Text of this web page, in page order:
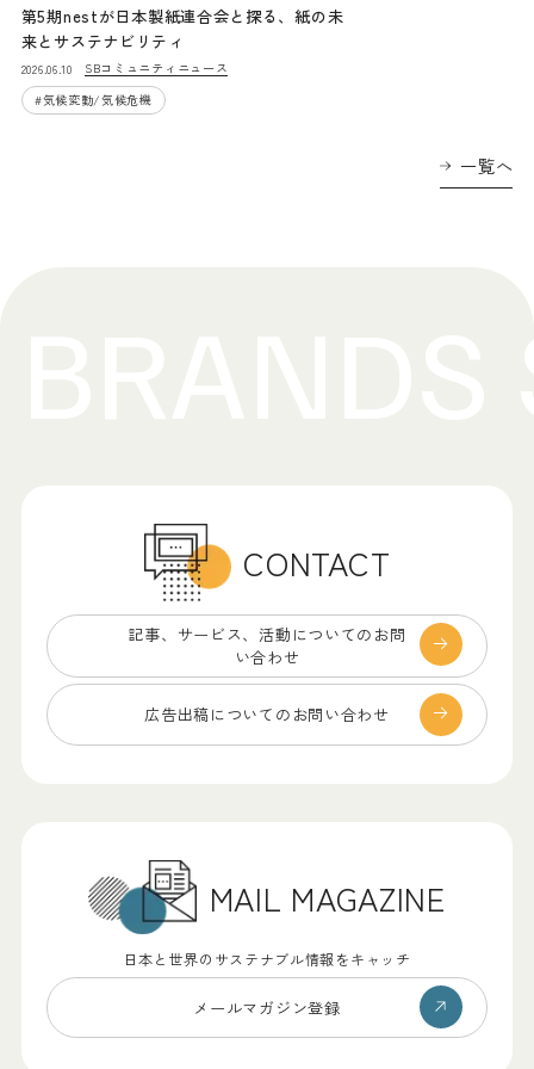
第5期nestが日本製紙連合会と探る、紙の未
来とサステナビリティ
2026.06.10
SBコミュニティニュース
#気候変動/気候危機
一覧へ
CONTACT
記事、サービス、 活動についてのお問
い合わせ
広告出稿についての お問い合わせ
MAIL MAGAZINE
日本と世界のサステナブル情報をキャッチ
メールマガジン登録